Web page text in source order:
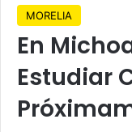
MORELIA
En
Estudiar